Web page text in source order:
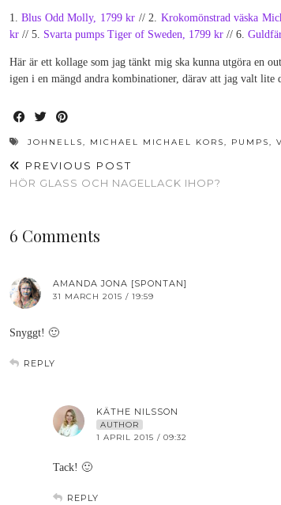
1.Blus Odd Molly, 1799 kr // 2. Krokomönstrad väska
kr // 5. Svarta pumps Tiger of Sweden, 1799 kr // 6.
Här är ett kollage som jag tänkt mig ska kunna utgöra en
igen i en mängd andra kombinationer, därav att jag valt
JOHNELLS, MICHAEL MICHAEL KORS, PUMPS,
PREVIOUS POST
HÖR GLASS OCH NAGELLACK IHOP?
6 Comments
AMANDA JONA [SPONTAN]
31 MARCH 2015 / 19:59
Snyggt! 🙂
REPLY
KÄTHE NILSSON
AUTHOR
1 APRIL 2015 / 09:32
Tack! 🙂
REPLY